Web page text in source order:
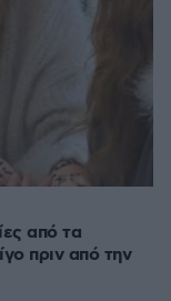
από τα
πριν από την